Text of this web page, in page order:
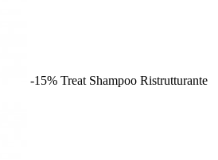
-15% Treat Shampoo Ristrutturante